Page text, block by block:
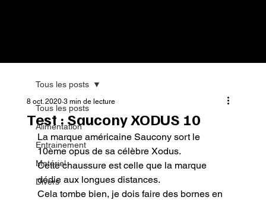
Tous les posts
Alimentation
Entrainement
Matériel
Divers
Tous les posts
Test : Saucony XODUS 10
8 oct. 2020 3 min de lecture
La marque américaine Saucony sort le
10ème opus de sa célèbre Xodus.
Cette chaussure est celle que la marque
dédie aux longues distances.
Cela tombe bien, je dois faire des bornes en